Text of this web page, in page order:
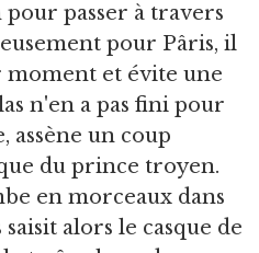
passer à travers
pour Pâris, il
moment et évite une
n'en a pas fini pour
assène un coup
du prince troyen.
en morceaux dans
alors le casque de